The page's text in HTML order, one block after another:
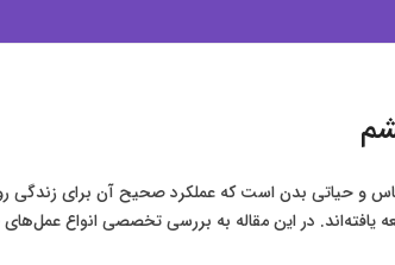
و حیاتی بدن است که عملکرد صحیح آن برای زندگی
یافته‌اند. در این مقاله به بررسی تخصصی انواع